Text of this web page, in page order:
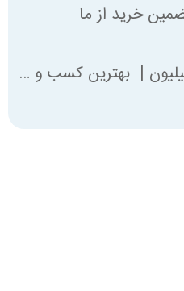
خرید از ما
خط تولید با 100 میلیون | بهترین کسب و کار با صد میلیون